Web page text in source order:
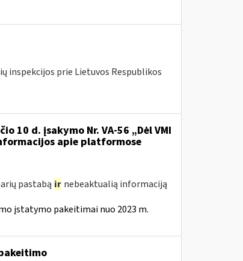
inspekcijos prie Lietuvos Respublikos
10 d. įsakymo Nr. VA-56 „Dėl VMI
apie platformose
pastabą ir nebeaktualią informaciją
įstatymo pakeitimai nuo 2023 m.